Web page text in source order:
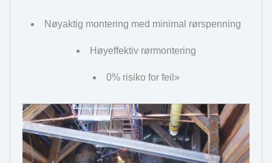
Nøyaktig montering med minimal rørspenning
Høyeffektiv rørmontering
0% risiko for feil»